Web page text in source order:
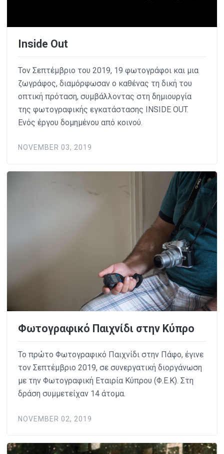
Inside Out
Τον Σεπτέμβριο του 2019, 19 φωτογράφοι και μια
ζωγράφος, διαμόρφωσαν ο καθένας τη δική του
οπτική πρόταση, συμβάλλοντας στη δημιουργία
της φωτογραφικής εγκατάστασης INSIDE OUT.
Ενός έργου δομημένου από κοινού.
NOVEMBER 03, 2019
Φωτογραφικό Παιχνίδι στην Κύπρο
Το πρώτο Φωτογραφικό Παιχνίδι στην Πάφο, έγινε
τον Σεπτέμβριο 2019, σε συνεργατική διοργάνωση
με την Φωτογραφική Εταιρία Κύπρου (Φ.Ε.Κ). Στη
δράση συμμετείχαν 14 άτομα.
NOVEMBER 02, 2019